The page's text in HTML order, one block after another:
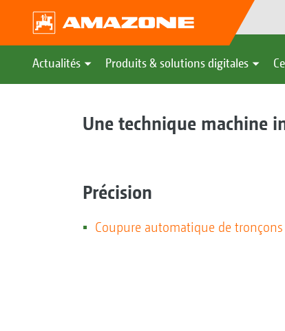
Actualités Produits & solutions digitales
Une technique machine
Précision
Coupure automatique de tronçons